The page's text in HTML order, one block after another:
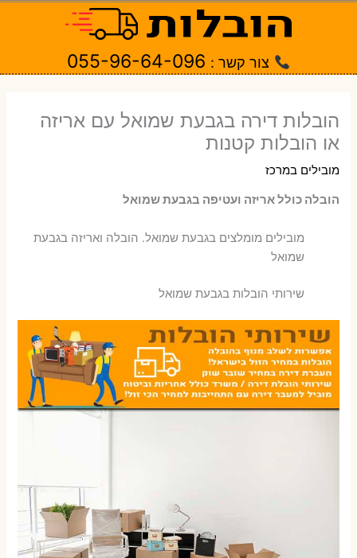
צור קשר : 055-96-64-096
הובלות דירה בגבעת שמואל עם אריזה
או הובלות קטנות
מובילים במרכז
הובלה כולל אריזה ועטיפה בגבעת שמואל
‫מובילים מומלצים בגבעת שמואל. הובלה ואריזה בגבעת
שמואל
שירותי הובלות בגבעת שמואל